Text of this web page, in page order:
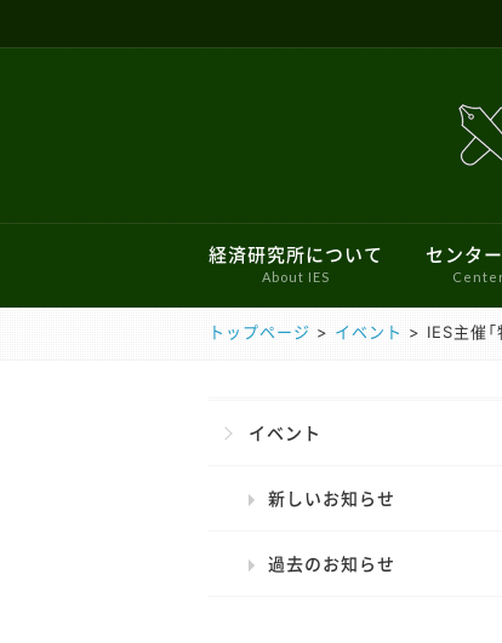
経済研究所について
About IES
センタ
サステナブルファイナンス研究
特別ワークショップ
トップページ > イベント > IES主催
イベント
新しいお知らせ
過去のお知らせ